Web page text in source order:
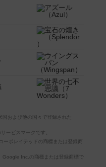
および他の国々で登録された
ービスマークです。
ポレイテッドの商標または登録商
Inc.の商標または登録商標で